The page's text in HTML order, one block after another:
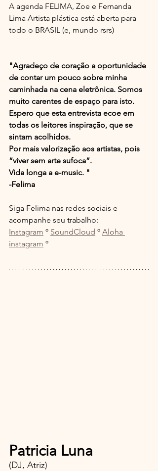
A agenda FELIMA, Zoe e Fernanda
Lima Artista plástica está aberta para
todo o BRASIL (e, mundo rsrs)
"Agradeço de coração a oportunidade
de contar um pouco sobre minha
caminhada na cena eletrônica. Somos
muito carentes de espaço para isto.
Espero que esta entrevista ecoe em
todas os leitores inspiração, que se
sintam acolhidos.
Por mais valorização aos artistas, pois
“viver sem arte sufoca”.
Vida longa a e-music. "
-Felima
Siga Felima nas redes sociais e
acompanhe seu trabalho:
Instagram º SoundCloud º Aloha
instagram º
Patricia Luna
(DJ, Atriz)